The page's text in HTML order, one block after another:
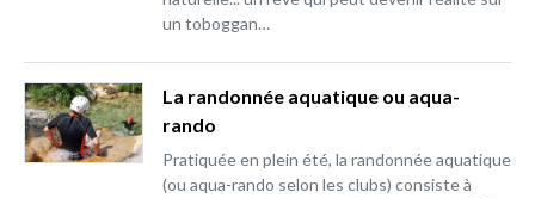
un toboggan…
La randonnée aquatique ou aqua-
rando
Pratiquée en plein été, la randonnée aquatique
(ou aqua-rando selon les clubs) consiste à